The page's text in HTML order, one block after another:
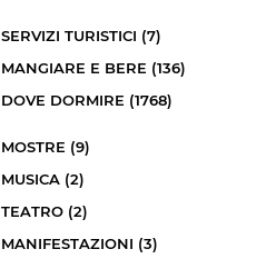
SERVIZI TURISTICI (7)
MANGIARE E BERE (136)
DOVE DORMIRE (1768)
MOSTRE (9)
MUSICA (2)
TEATRO (2)
MANIFESTAZIONI (3)